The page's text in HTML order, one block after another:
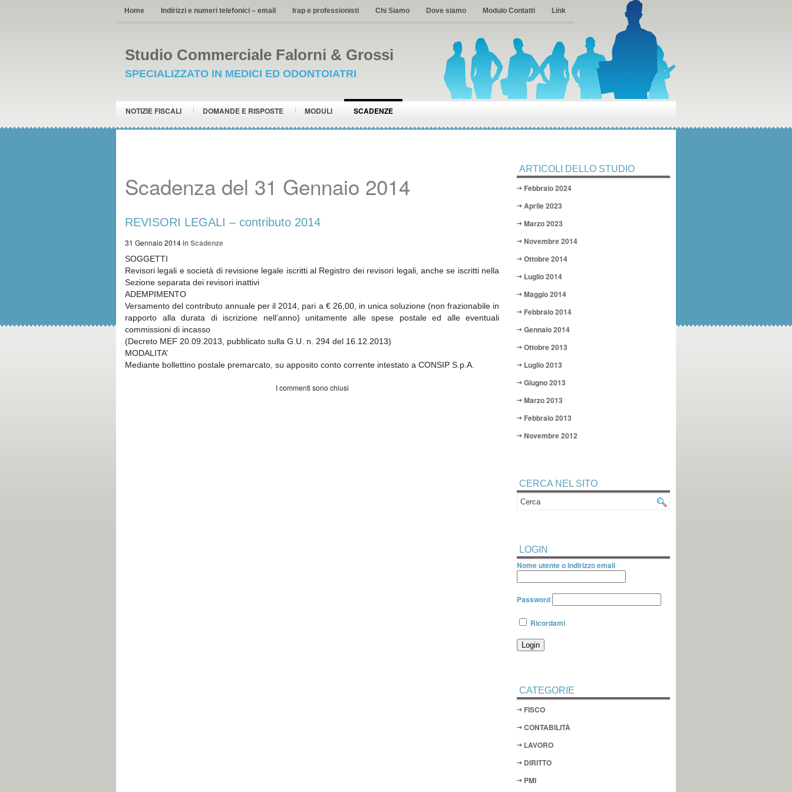
Home Indirizzi e numeri telefonici – email Irap e professionisti Chi Siamo Dove siamo Modulo Contatti Link
Studio Commerciale Falorni & Grossi
SPECIALIZZATO IN MEDICI ED ODONTOIATRI
NOTIZIE FISCALI DOMANDE E RISPOSTE MODULI SCADENZE
Scadenza del 31 Gennaio 2014
REVISORI LEGALI – contributo 2014
31 Gennaio 2014in Scadenze
SOGGETTI
Revisori legali e società di revisione legale iscritti al Registro dei revisori legali, anche se iscritti nella
Sezione separata dei revisori inattivi
ADEMPIMENTO
Versamento del contributo annuale per il 2014, pari a € 26,00, in unica soluzione (non frazionabile in
rapporto alla durata di iscrizione nell’anno) unitamente alle spese postale ed alle eventuali
commissioni di incasso
(Decreto MEF 20.09.2013, pubblicato sulla G.U. n. 294 del 16.12.2013)
MODALITA’
Mediante bollettino postale premarcato, su apposito conto corrente intestato a CONSIP S.p.A.
I commenti sono chiusi
ARTICOLI DELLO STUDIO
Febbraio 2024
Aprile 2023
Marzo 2023
Novembre 2014
Ottobre 2014
Luglio 2014
Maggio 2014
Febbraio 2014
Gennaio 2014
Ottobre 2013
Luglio 2013
Giugno 2013
Marzo 2013
Febbraio 2013
Novembre 2012
CERCA NEL SITO
LOGIN
Nome utente o indirizzo email
Password
Ricordami
CATEGORIE
FISCO
CONTABILITÀ
LAVORO
DIRITTO
PMI